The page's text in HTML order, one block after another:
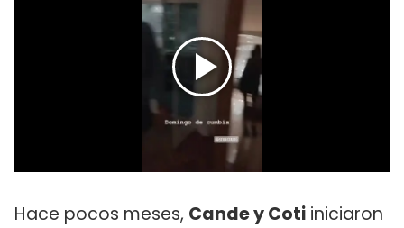
Hace pocos meses, Cande y Coti iniciaron